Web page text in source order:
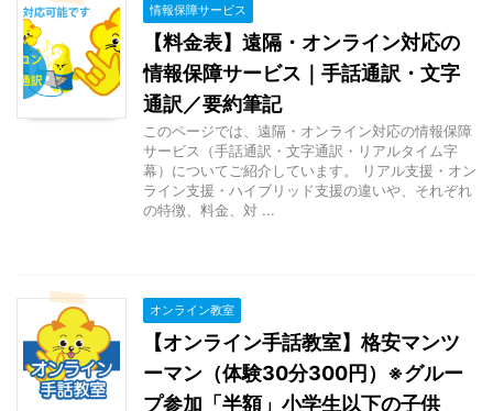
情報保障サービス
【料金表】遠隔・オンライン対応の
情報保障サービス｜手話通訳・文字
通訳／要約筆記
このページでは、遠隔・オンライン対応の情報保障
サービス（手話通訳・文字通訳・リアルタイム字
幕）についてご紹介しています。 リアル支援・オン
ライン支援・ハイブリッド支援の違いや、それぞれ
の特徴、料金、対 ...
オンライン教室
【オンライン手話教室】格安マンツ
ーマン（体験30分300円）※グルー
プ参加「半額」小学生以下の子供